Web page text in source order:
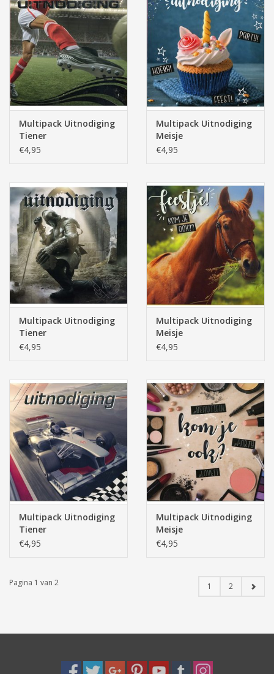
Multipack Uitnodiging
Tiener
€4,95
Multipack Uitnodiging
Meisje
€4,95
Multipack Uitnodiging
Tiener
€4,95
Multipack Uitnodiging
Meisje
€4,95
Multipack Uitnodiging
Tiener
€4,95
Multipack Uitnodiging
Meisje
€4,95
Pagina 1 van 2 1 2